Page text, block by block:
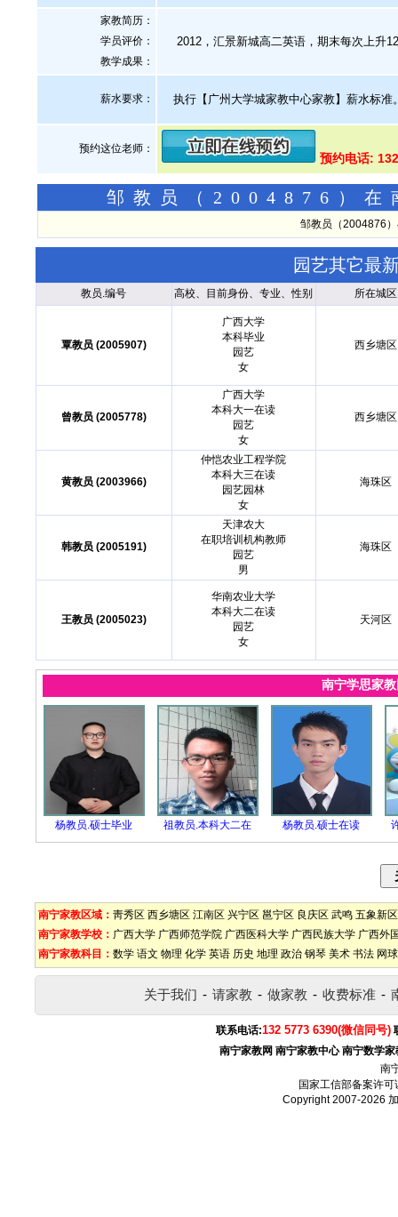
家教简历：
学员评价：
教学成果：
2012，汇景新城高二英语，期末每次上升
薪水要求： 执行【广州大学城家教中心家教】薪水标准
预约这位老师：
预约电话:
邹教员（2004876）在
邹教员（2004876
园艺其它最
教员.编号 高校、目前身份、专业、性别 所在城区
覃教员 (2005907)
广西大学
本科毕业
园艺
女
西乡塘区
曾教员 (2005778)
广西大学
本科大一在读
园艺
女
西乡塘区
黄教员 (2003966)
仲恺农业工程学院
本科大三在读
园艺园林
女
海珠区
韩教员 (2005191)
天津农大
在职培训机构教师
园艺
男
海珠区
王教员 (2005023)
华南农业大学
本科大二在读
园艺
女
天河区
南宁学思家
杨教员.硕士毕业 祖教员.本科大二在 杨教员.硕士在读
南宁家教区域： 靑秀区 西乡塘区 江南区 兴宁区 邕宁区 良庆区 武鸣 五象新区
南宁家教学校： 广西大学 广西师范学院 广西医科大学 广西民族大学 广西外
南宁家教科目： 数学 语文 物理 化学 英语 历史 地理 政治 钢琴 美术 书法 网球
关于我们 - 请家教 - 做家教 - 收费标准 -
联系电话:132 5773 6390(微信同号)
南宁家教网 南宁家教中心 南宁数学家
南
国家工信部备案许可
Copyright 2007-2026